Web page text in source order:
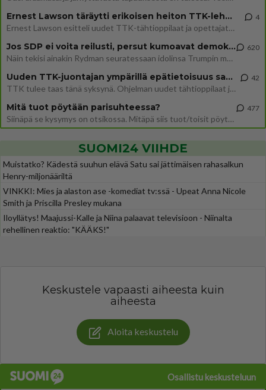
Ernest Lawson täräytti erikoisen heiton TTK-lehdistötilaisuudessa: " Onko tässä tarkoituksena...?"
Ernest Lawson esitteli uudet TTK-tähtioppilaat ja opettajat torstaina 6.8. lehdistölle. Tulevalla kaudella on yksi hausk
4
Jos SDP ei voita reilusti, persut kumoavat demokratian Suomesta
Näin tekisi ainakin Rydman seuratessaan idolinsa Trumpin mallia https://www.is.fi/politiikka/art-2000012187244.html
620
Uuden TTK-juontajan ympärillä epätietoisuus sakenee - Nyt MTV hämmentää soppaa
TTK tulee taas tänä syksynä. Ohjelman uudet tähtioppilaat julkistetaan torstaina 6. elokuuta klo 14 alkavassa lehdistö
42
Mitä tuot pöytään parisuhteessa?
Siinäpä se kysymys on otsikossa. Mitäpä siis tuot/toisit pöytään parisuhteessa? Oletko mies vai nainen? Koetko sen mitä
477
SUOMI24 VIIHDE
Muistatko? Kädestä suuhun elävä Satu sai jättimäisen rahasalkun
Henry-miljonääriltä
VINKKI: Mies ja alaston ase -komediat tv:ssä - Upeat Anna Nicole
Smith ja Priscilla Presley mukana
Iloyllätys! Maajussi-Kalle ja Niina palaavat televisioon - Niinalta
rehellinen reaktio: "KÄÄKS!"
Keskustele vapaasti aiheesta kuin
aiheesta
Aloita keskustelu
Osallistu keskusteluun